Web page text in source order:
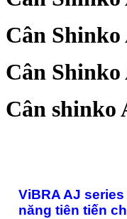
Cân Shinko
Cân Shinko
Cân shinko
ViBRA AJ
năng tiên tiến